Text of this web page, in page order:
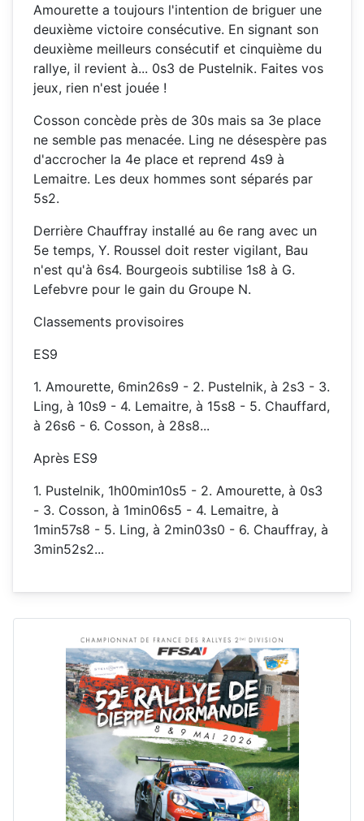
Amourette a toujours l'intention de briguer une
deuxième victoire consécutive. En signant son
deuxième meilleurs consécutif et cinquième du
rallye, il revient à... 0s3 de Pustelnik. Faites vos
jeux, rien n'est jouée !
Cosson concède près de 30s mais sa 3e place
ne semble pas menacée. Ling ne désespère pas
d'accrocher la 4e place et reprend 4s9 à
Lemaitre. Les deux hommes sont séparés par
5s2.
Derrière Chauffray installé au 6e rang avec un
5e temps, Y. Roussel doit rester vigilant, Bau
n'est qu'à 6s4. Bourgeois subtilise 1s8 à G.
Lefebvre pour le gain du Groupe N.
Classements provisoires
ES9
1. Amourette, 6min26s9 - 2. Pustelnik, à 2s3 - 3.
Ling, à 10s9 - 4. Lemaitre, à 15s8 - 5. Chauffard,
à 26s6 - 6. Cosson, à 28s8...
Après ES9
1. Pustelnik, 1h00min10s5 - 2. Amourette, à 0s3
- 3. Cosson, à 1min06s5 - 4. Lemaitre, à
1min57s8 - 5. Ling, à 2min03s0 - 6. Chauffray, à
3min52s2...